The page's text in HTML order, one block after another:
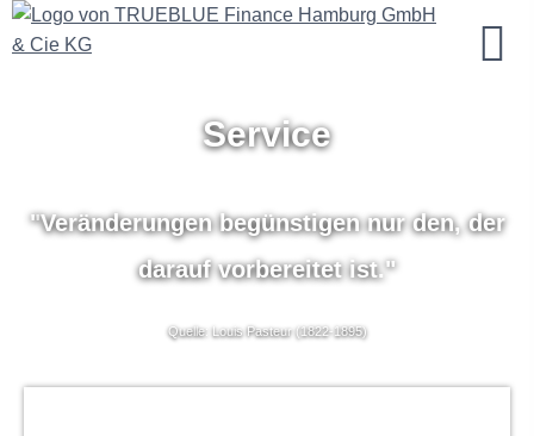
Service
"Veränderungen begünstigen nur den, der
darauf vorbereitet ist."
Quelle: Louis Pasteur (1822-1895)